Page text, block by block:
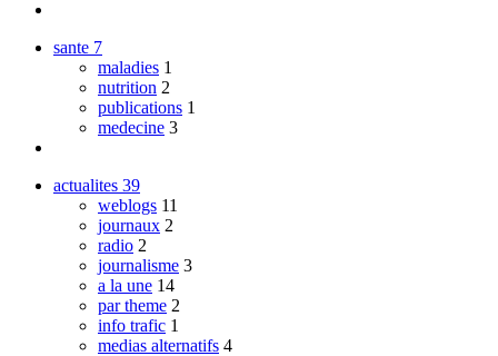
sante 7
maladies 1
nutrition 2
publications 1
medecine 3
actualites 39
weblogs 11
journaux 2
radio 2
journalisme 3
a la une 14
par theme 2
info trafic 1
medias alternatifs 4